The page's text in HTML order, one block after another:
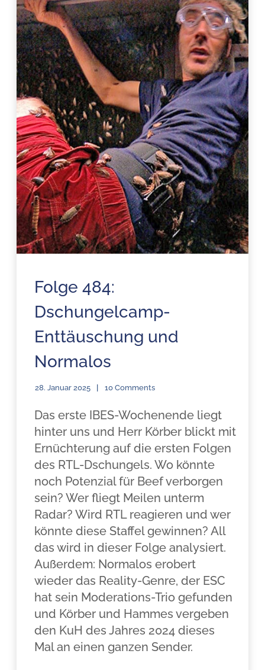
Folge 484:
Dschungelcamp-
Enttäuschung und
Normalos
28. Januar 2025 10 Comments
Das erste IBES-Wochenende liegt
hinter uns und Herr Körber blickt mit
Ernüchterung auf die ersten Folgen
des RTL-Dschungels. Wo könnte
noch Potenzial für Beef verborgen
sein? Wer fliegt Meilen unterm
Radar? Wird RTL reagieren und wer
könnte diese Staffel gewinnen? All
das wird in dieser Folge analysiert.
Außerdem: Normalos erobert
wieder das Reality-Genre, der ESC
hat sein Moderations-Trio gefunden
und Körber und Hammes vergeben
den KuH des Jahres 2024 dieses
Mal an einen ganzen Sender.